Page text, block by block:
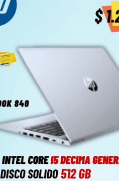
empresarial ✅ Soporta multitarea
de monitor o escritorio 📊 Este tipo de
diseñado para uso corporativo
contra entrega
incluida 🎁 Licencia Software SRM
Sistemas administrativos y